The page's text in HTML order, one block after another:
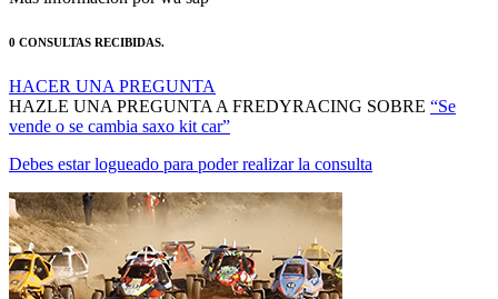
0 CONSULTAS RECIBIDAS.
HACER UNA PREGUNTA
HAZLE UNA PREGUNTA A FREDYRACING SOBRE “Se
vende o se cambia saxo kit car”
Debes estar logueado para poder realizar la consulta